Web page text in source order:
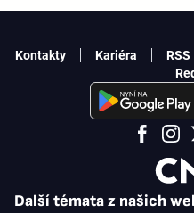
Další témata z našich
Kontakty Kariéra RSS